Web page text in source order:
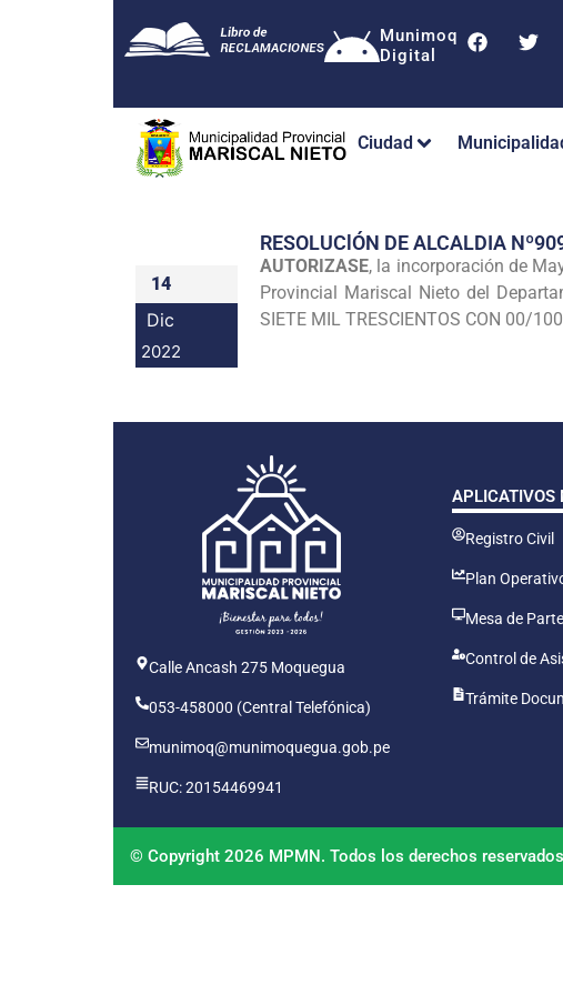
Munimoq
Digital
Ciudad
14
Dic
2022
RESOLUClÓN DE ALCALDIA
AUTORIZASE, la incorporación de
Provincial Mariscal Nieto del
SIETE MIL TRESCIENTOS CON 00/
Calle Ancash 275 Moquegua
053-458000 (Central Telefónica)
munimoq@munimoquegua.gob.pe
RUC: 20154469941
APLICATIVOS
Registro Civil
Plan
Mesa de
Control de
Trámite
© Copyright 2026 MPMN. Todos los derechos